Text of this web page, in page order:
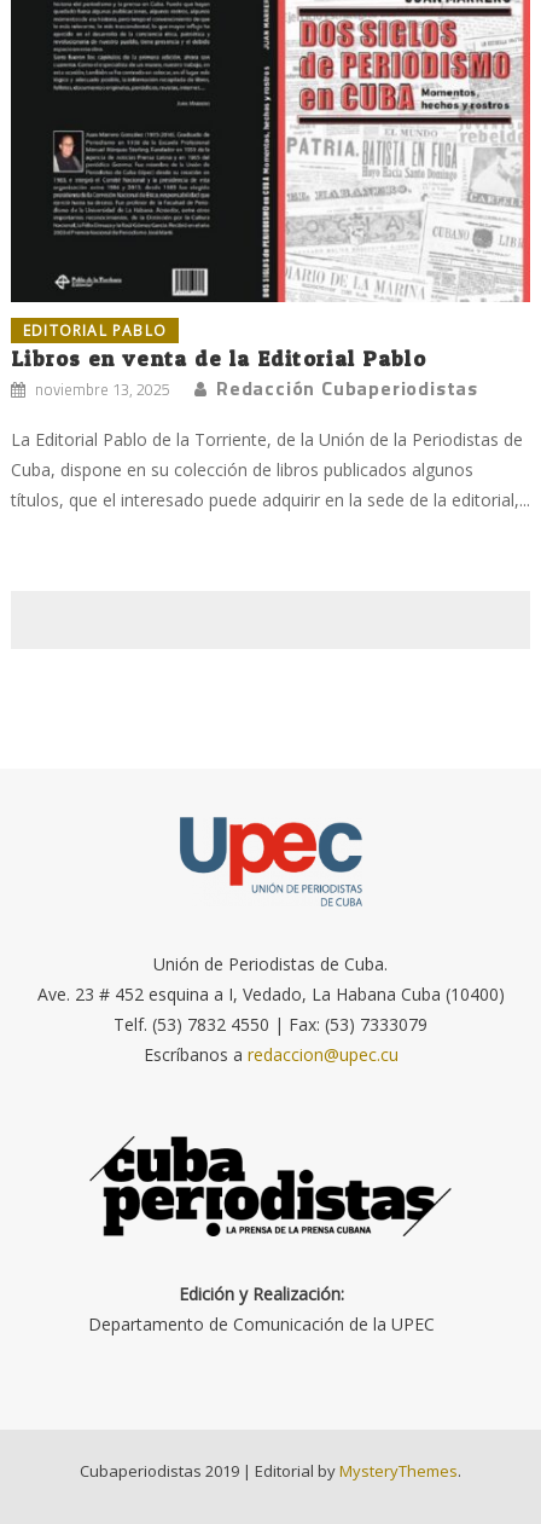
EDITORIAL PABLO
Libros en venta de la Editorial Pablo
noviembre 13, 2025 Redacción Cubaperiodistas
La Editorial Pablo de la Torriente, de la Unión de la Periodistas de
Cuba, dispone en su colección de libros publicados algunos
títulos, que el interesado puede adquirir en la sede de la editorial,...
Unión de Periodistas de Cuba.
Ave. 23 # 452 esquina a I, Vedado, La Habana Cuba (10400)
Telf. (53) 7832 4550 | Fax: (53) 7333079
Escríbanos a redaccion@upec.cu
Edición y Realización:
Departamento de Comunicación de la UPEC
Cubaperiodistas 2019 | Editorial byMysteryThemes.